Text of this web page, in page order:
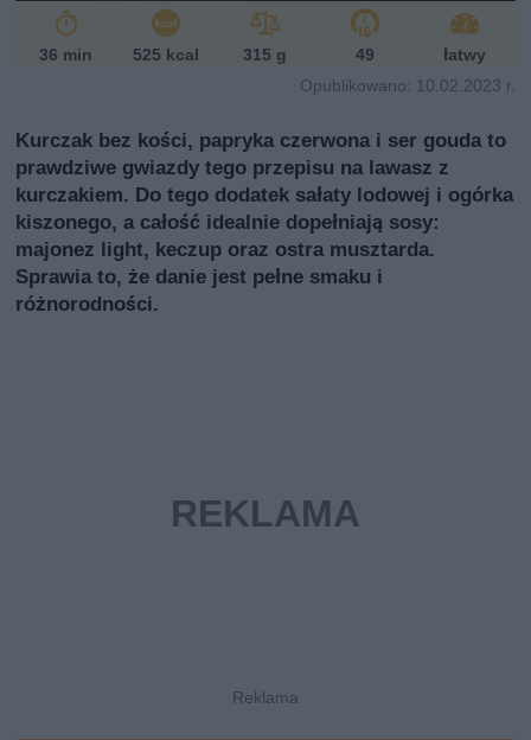
36 min 525 kcal 315 g 49
łatwy
Opublikowano: 10.02.2023 r.
Kurczak bez kości, papryka czerwona i ser gouda to
prawdziwe gwiazdy tego przepisu na lawasz z
kurczakiem. Do tego dodatek sałaty lodowej i ogórka
kiszonego, a całość idealnie dopełniają sosy:
majonez light, keczup oraz ostra musztarda.
Sprawia to, że danie jest pełne smaku i
różnorodności.